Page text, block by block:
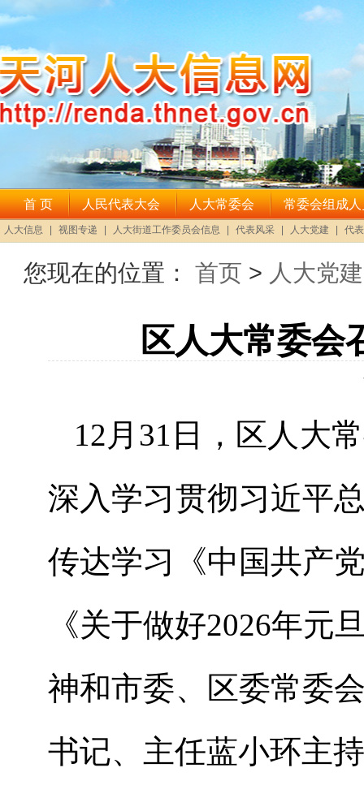
您现在的位置： 首页 > 人大党建
区人大常委会
12 月 31 日，区人大
深入学习贯彻习近平
传达学习《中国共产
《关于做好2026年元
神和市委、区委常委
书记、主任蓝小环主